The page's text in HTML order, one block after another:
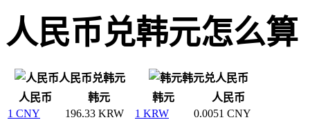
人民币兑韩元怎么算
人民币兑韩元
韩元兑人民币
人民币
韩元 韩元
人民币
1 CNY
196.33 KRW 1 KRW
0.0051 CNY